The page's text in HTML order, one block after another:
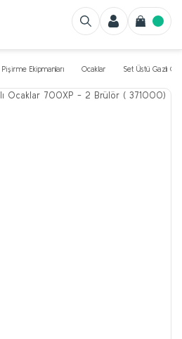
Pişirme Ekipmanları Ocaklar Set Üstü Gazlı